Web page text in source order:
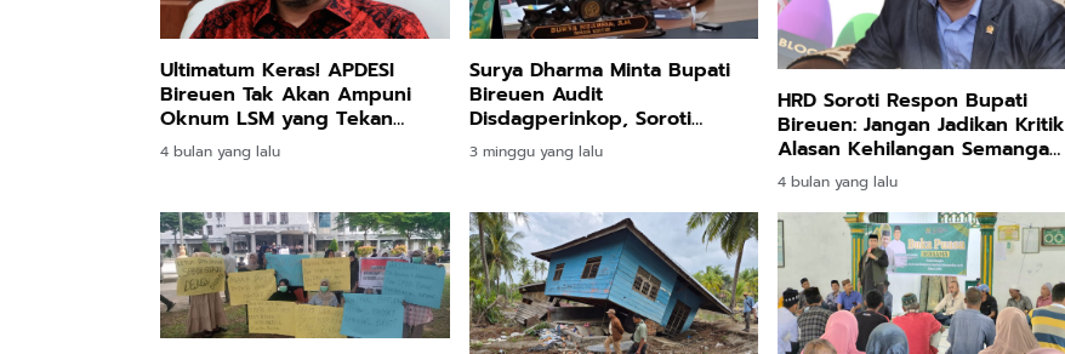
Ultimatum Keras! APDESI
Bireuen Tak Akan Ampuni
Oknum LSM yang Tekan
Keuchiek!
4 bulan yang lalu
Surya Dharma Minta Bupati
Bireuen Audit
Disdagperinkop, Soroti
Integritas PAD
3 minggu yang lalu
HRD Soroti Respon Bupati
Bireuen: Jangan Jadikan Kritik
Alasan Kehilangan Semangat
Bantu Korban Banjir
4 bulan yang lalu